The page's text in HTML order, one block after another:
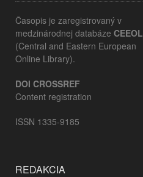
Časopis je zaregistrovaný v
medzinárodnej databáze CEEOL
(Central and Eastern European
Online Library).
DOI CROSSREF
Content registration
ISSN 1335-9185
REDAKCIA